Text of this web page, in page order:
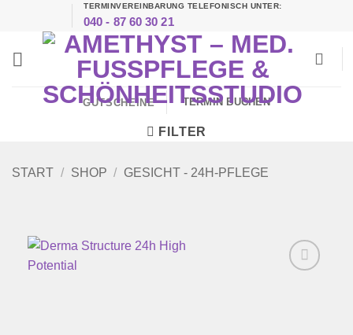
springen
TERMINVEREINBARUNG TELEFONISCH UNTER:
040 - 87 60 30 21
GUTSCHEINE TERMIN BUCHEN
FILTER
START / SHOP / GESICHT - 24H-PFLEGE